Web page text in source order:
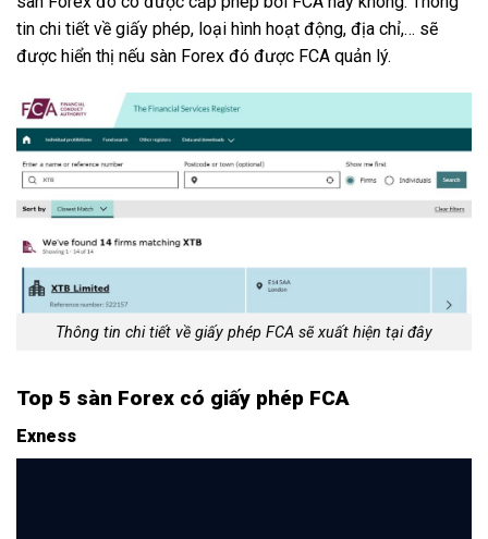
tin chi tiết về giấy phép, loại hình hoạt động, địa chỉ,… sẽ
được hiển thị nếu sàn Forex đó được FCA quản lý.
Thông tin chi tiết về giấy phép FCA sẽ xuất hiện tại đây
Top 5 sàn Forex có giấy phép FCA
Exness